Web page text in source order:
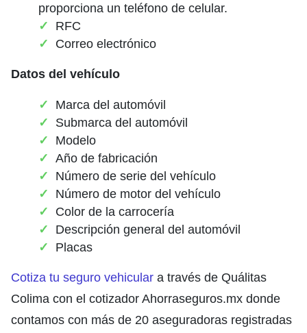
proporciona un teléfono de celular.
RFC
Correo electrónico
Datos del vehículo
Marca del automóvil
Submarca del automóvil
Modelo
Año de fabricación
Número de serie del vehículo
Número de motor del vehículo
Color de la carrocería
Descripción general del automóvil
Placas
Cotiza tu seguro vehicular a través de Quálitas
Colima con el cotizador Ahorraseguros.mx donde
contamos con más de 20 aseguradoras registradas